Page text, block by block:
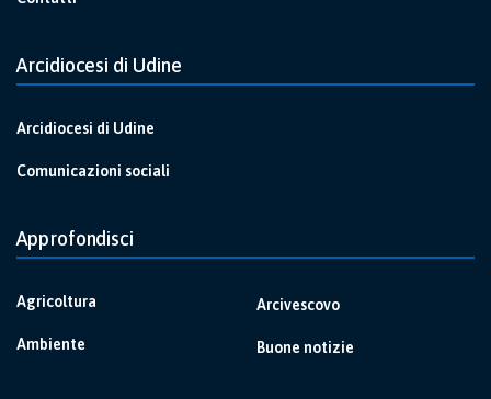
Arcidiocesi di Udine
Arcidiocesi di Udine
Comunicazioni sociali
Approfondisci
Agricoltura
Ambiente
Arcivescovo
Buone notizie